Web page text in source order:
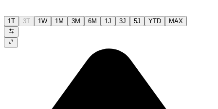
1T 3T 1W 1M 3M 6M 1J 3J 5J YTD MAX